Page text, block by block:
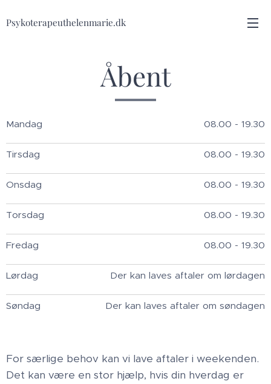
Psykoterapeuthelenmarie.dk
Åbent
Mandag 08.00 - 19.30
Tirsdag 08.00 - 19.30
Onsdag 08.00 - 19.30
Torsdag 08.00 - 19.30
Fredag 08.00 - 19.30
Lørdag Der kan laves aftaler om lørdagen
Søndag Der kan laves aftaler om søndagen
For særlige behov kan vi lave aftaler i weekenden.
Det kan være en stor hjælp, hvis din hverdag er